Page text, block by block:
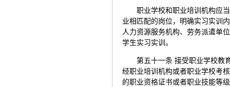
职业学校和职业培训机构应
业相匹配的岗位，明确实习实训
人力资源服务机构、劳务派遣单
学生实习实训。
第五十一条 接受职业学校教
经职业培训机构或者职业学校考
的职业资格证书或者职业技能等